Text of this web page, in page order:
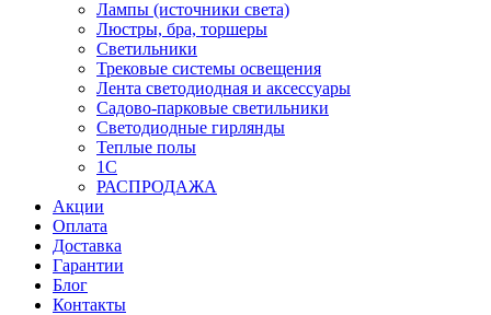
Лампы (источники света)
Люстры, бра, торшеры
Светильники
Трековые системы освещения
Лента светодиодная и аксессуары
Садово-парковые светильники
Светодиодные гирлянды
Теплые полы
1С
РАСПРОДАЖА
Акции
Оплата
Доставка
Гарантии
Блог
Контакты